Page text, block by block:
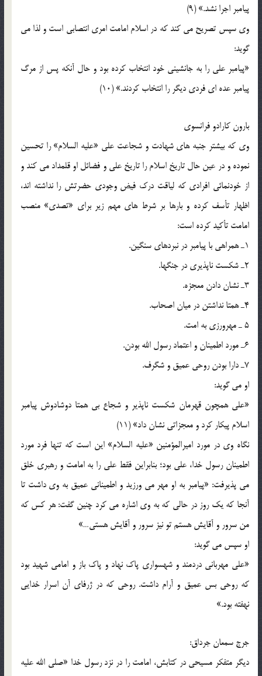
پیامبر اجرا نشد.» (9)
وی سپس تصریح می کند که در اسلام امامت امری انتصابی است و لذا می
گوید:
«پیامبر علی را به جانشینی خود انتخاب کرده بود و حال آنکه پس از مرگ
پیامبر عده ای فردی دیگر را انتخاب کردند.» (10)
بارون کارادو فرانسوی
وی که بیشتر جنبه های شهادت و شجاعت علی «علیه السلام» را تحسین
نموده و در عین حال تاریخ اسلام را تاریخ علی و فضائل او قلمداد می کند و
از خودنمائی افرادی که لیاقت درک فیض وجودی حضرتش را نداشته اند،
اظهار تأسف کرده و بارها بر شرط های مهم زیر برای «تصدی» منصب
امامت تأکید کرده است:
1ـ همراهی با پیامبر در نبردهای سنگین.
2ـ شکست ناپذیری در جنگها.
3ـ نشان دادن معجزه.
4ـ همتا نداشتن در میان اصحاب.
5 ـ مهرورزی به امت.
6ـ مورد اطمینان و اعتماد رسول الله بودن.
7ـ دارا بودن روحی عمیق و شگرف.
او می گوید:
«علی همچون قهرمان شکست ناپذیر و شجاع بی همتا دوشادوش پیامبر
اسلام پیکار کرد و معجزاتی نشان داد» (11)
نگاه وی در مورد امیرالمؤمنین «علیه السلام» این است که تنها فرد مورد
اطمینان رسول خدا، علی بود؛ بنابراین فقط علی را به امامت و رهبری خلق
می پذیرفت: «پیامبر به او مهر می ورزید و اطمینانی عمیق به وی داشت تا
آنجا که یک روز در حالی که به وی اشاره می کرد چنین گفت: هر کس که
من سرور و آقایش هستم تو نیز سرور و آقایش هستی…»
او سپس می گوید:
«علی مهربانی دردمند و شهسواری پاک نهاد و پاک باز و امامی شهید بود
که روحی بس عمیق و آرام داشت. روحی که در ژرفای آن اسرار خدایی
نهفته بود.»
جرج سمعان جرداق:
دیگر متفکر مسیحی در کتابش، امامت را در نزد رسول خدا «صلی الله علیه